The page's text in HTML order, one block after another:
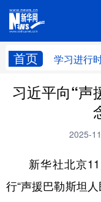
首页 学习进行
学习进行时
科技
文化
习近平向“声
2025-
新华社北京11
行“声援巴勒斯坦